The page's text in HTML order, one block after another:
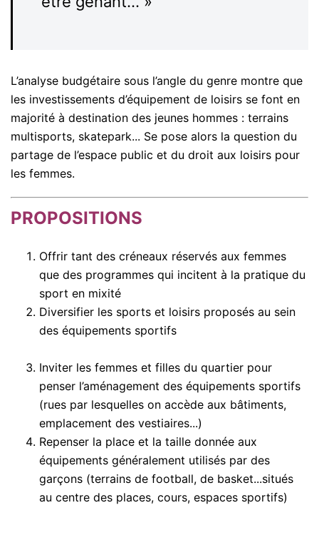
L’analyse budgétaire sous l’angle du genre montre que
les investissements d’équipement de loisirs se font en
majorité à destination des jeunes hommes : terrains
multisports, skatepark... Se pose alors la question du
partage de l’espace public et du droit aux loisirs pour
les femmes.
PROPOSITIONS
Offrir tant des créneaux réservés aux femmes
que des programmes qui incitent à la pratique du
sport en mixité
Diversifier les sports et loisirs proposés au sein
des équipements sportifs
Inviter les femmes et filles du quartier pour
penser l’aménagement des équipements sportifs
(rues par lesquelles on accède aux bâtiments,
emplacement des vestiaires...)
Repenser la place et la taille donnée aux
équipements généralement utilisés par des
garçons (terrains de football, de basket...situés
au centre des places, cours, espaces sportifs)